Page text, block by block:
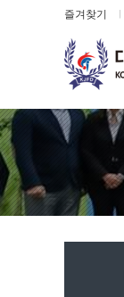
즐겨찾기